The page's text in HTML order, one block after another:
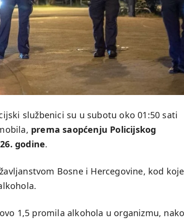
službenici su u subotu oko 01:50 sati
prema saopćenju Policijskog
godine.
Bosne i Hercegovine, kod
1,5 promila alkohola u organizmu,